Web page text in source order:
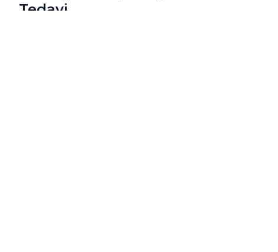
Tedavi